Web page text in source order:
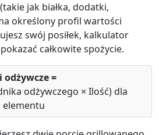
jak białka, dodatki,
określony profil wartości
swój posiłek, kalkulator
całkowite spożycie.
odżywcze =
odżywczego × Ilość) dla
elementu